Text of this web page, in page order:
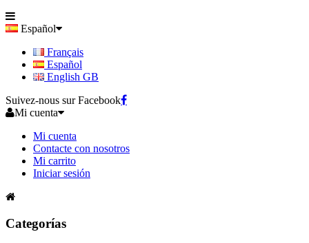
Español
Français
Español
English GB
Suivez-nous sur Facebook
Mi cuenta
Mi cuenta
Contacte con nosotros
Mi carrito
Iniciar sesión
Categorías